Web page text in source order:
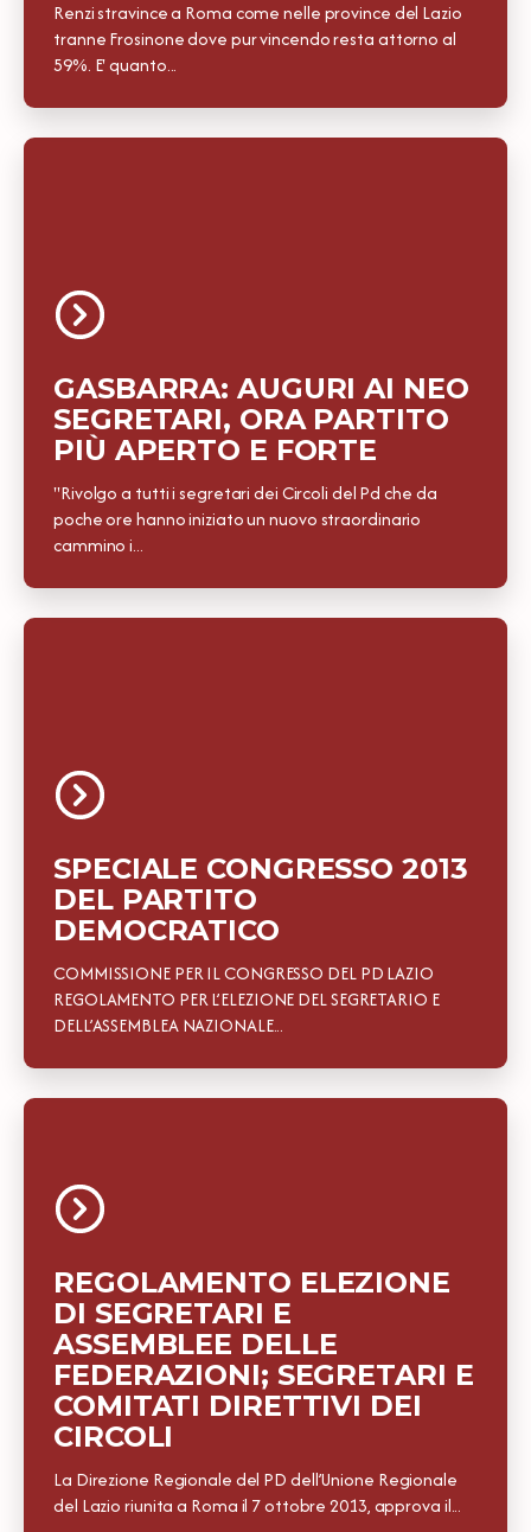
Renzi stravince a Roma come nelle province del Lazio
tranne Frosinone dove pur vincendo resta attorno al
59%. E' quanto...
GASBARRA: AUGURI AI NEO
SEGRETARI, ORA PARTITO
PIÙ APERTO E FORTE
"Rivolgo a tutti i segretari dei Circoli del Pd che da
poche ore hanno iniziato un nuovo straordinario
cammino i...
SPECIALE CONGRESSO 2013
DEL PARTITO
DEMOCRATICO
COMMISSIONE PER IL CONGRESSO DEL PD LAZIO
REGOLAMENTO PER L’ELEZIONE DEL SEGRETARIO E
DELL’ASSEMBLEA NAZIONALE...
REGOLAMENTO ELEZIONE
DI SEGRETARI E
ASSEMBLEE DELLE
FEDERAZIONI; SEGRETARI E
COMITATI DIRETTIVI DEI
CIRCOLI
La Direzione Regionale del PD dell’Unione Regionale
del Lazio riunita a Roma il 7 ottobre 2013, approva il...